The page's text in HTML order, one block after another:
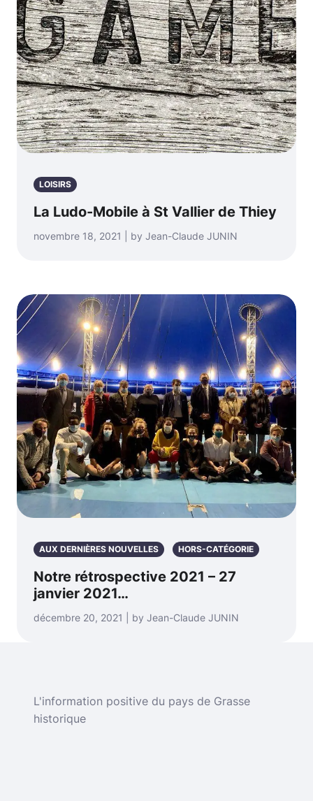
LOISIRS
La Ludo-Mobile à St Vallier de Thiey
novembre 18, 2021 | by Jean-Claude JUNIN
AUX DERNIÈRES NOUVELLES HORS-CATÉGORIE
Notre rétrospective 2021 – 27
janvier 2021…
décembre 20, 2021 | by Jean-Claude JUNIN
L'information positive du pays de Grasse
historique